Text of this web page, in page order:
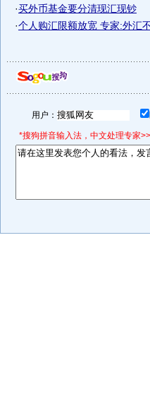
·买外币基金要分清现汇现钞
·个人购汇限额放宽 专家:外汇
用户：
*搜狗拼音输入法，中文处理专家>>